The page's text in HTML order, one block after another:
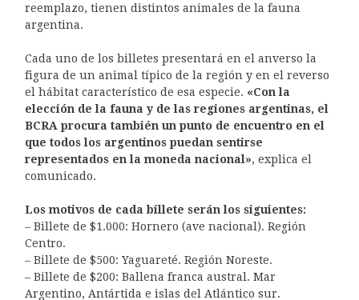
reemplazo, tienen distintos animales de la fauna
argentina.
Cada uno de los billetes presentará en el anverso la
figura de un animal típico de la región y en el reverso
el hábitat característico de esa especie. «Con la
elección de la fauna y de las regiones argentinas, el
BCRA procura también un punto de encuentro en el
que todos los argentinos puedan sentirse
representados en la moneda nacional», explica el
comunicado.
Los motivos de cada billete serán los siguientes:
– Billete de $1.000: Hornero (ave nacional). Región
Centro.
– Billete de $500: Yaguareté. Región Noreste.
– Billete de $200: Ballena franca austral. Mar
Argentino, Antártida e islas del Atlántico sur.